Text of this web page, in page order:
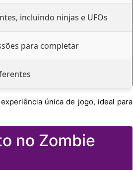
incluindo ninjas e UFOs
para completar
única de jogo, ideal para
no Zombie